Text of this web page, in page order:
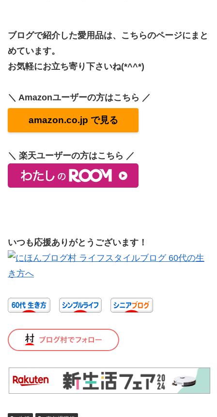
ブログで紹介した愛用品は、こちらのページにまと
めています。
お気軽にお立ち寄り下さいね(*^^*)
＼ Amazonユーザーの方はこちら ／
amazon.co.jp で見る
＼ 楽天ユーザーの方はこちら ／
いつも応援ありがとうございます！